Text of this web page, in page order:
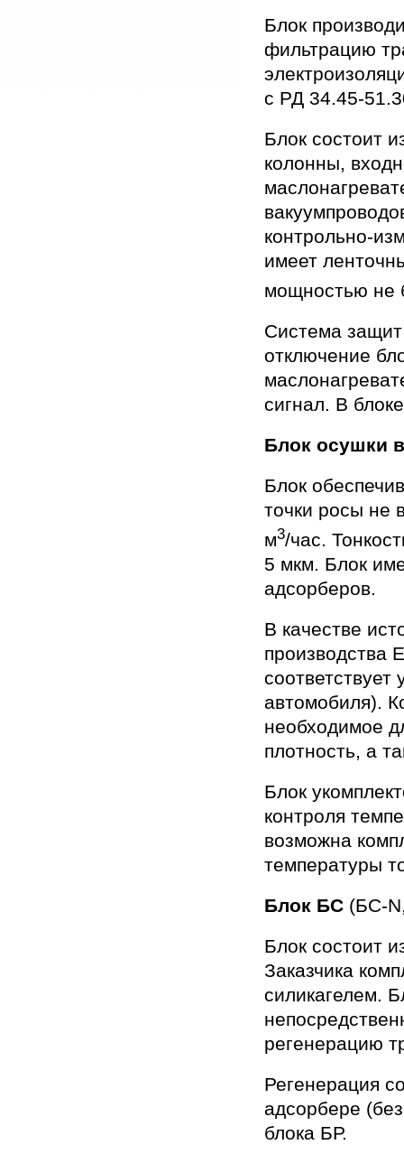
Блок
фильтрацию
с РД 34.45-
Блок состоит
колонны,
контрольно-
имеет
мощностью не
Система защит
отключение
сигнал. В
Блок осушки
Блок
точки росы не
м3/час.
5 мкм. Блок
адсорберов.
В качестве
производства
автомобиля).
необходимое
плотность, а
Блок
контроля
возможна
температуры
Блок БС (БC-
Блок состоит
Заказчика
силикагелем.
регенерацию
Регенерация
адсорбере
блока БР.